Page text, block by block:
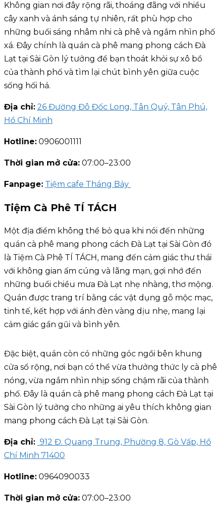
Không gian nơi đây rộng rãi, thoáng đãng với nhiều
cây xanh và ánh sáng tự nhiên, rất phù hợp cho
những buổi sáng nhâm nhi cà phê và ngắm nhìn phố
xá. Đây chính là quán cà phê mang phong cách Đà
Lạt tại Sài Gòn lý tưởng để bạn thoát khỏi sự xô bồ
của thành phố và tìm lại chút bình yên giữa cuộc
sống hối hả.
Địa chỉ: 26 Đường Đô Đốc Long, Tân Quý, Tân Phú,
Hồ Chí Minh
Hotline: 0906001111
Thời gian mở cửa: 07:00–23:00
Fanpage: Tiệm cafe Tháng Bảy
Tiệm Cà Phê TÍ TÁCH
Một địa điểm không thể bỏ qua khi nói đến những
quán cà phê mang phong cách Đà Lạt tại Sài Gòn đó
là Tiệm Cà Phê TÍ TÁCH, mang đến cảm giác thư thái
với không gian ấm cúng và lãng mạn, gợi nhớ đến
những buổi chiều mưa Đà Lạt nhẹ nhàng, thơ mộng.
Quán được trang trí bằng các vật dụng gỗ mộc mạc,
tinh tế, kết hợp với ánh đèn vàng dịu nhẹ, mang lại
cảm giác gần gũi và bình yên.
Đặc biệt, quán còn có những góc ngồi bên khung
cửa sổ rộng, nơi bạn có thể vừa thưởng thức ly cà phê
nóng, vừa ngắm nhìn nhịp sống chậm rãi của thành
phố. Đây là quán cà phê mang phong cách Đà Lạt tại
Sài Gòn lý tưởng cho những ai yêu thích không gian
mang phong cách Đà Lạt tại Sài Gòn.
Địa chỉ: 912 Đ. Quang Trung, Phường 8, Gò Vấp, Hồ
Chí Minh 71400
Hotline: 0964090033
Thời gian mở cửa: 07:00–23:00